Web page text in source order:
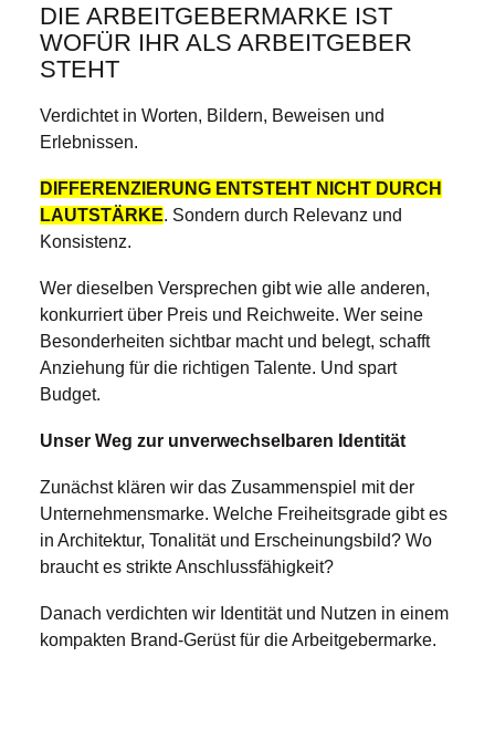
DIE ARBEITGEBERMARKE IST
WOFÜR IHR ALS ARBEITGEBER
STEHT
Verdichtet in Worten, Bildern, Beweisen und
Erlebnissen.
DIFFERENZIERUNG ENTSTEHT NICHT DURCH
LAUTSTÄRKE. Sondern durch Relevanz und
Konsistenz.
Wer dieselben Versprechen gibt wie alle anderen,
konkurriert über Preis und Reichweite. Wer seine
Besonderheiten sichtbar macht und belegt, schafft
Anziehung für die richtigen Talente. Und spart
Budget.
Unser Weg zur unverwechselbaren Identität
Zunächst klären wir das Zusammenspiel mit der
Unternehmensmarke. Welche Freiheitsgrade gibt es
in Architektur, Tonalität und Erscheinungsbild? Wo
braucht es strikte Anschlussfähigkeit?
Danach verdichten wir Identität und Nutzen in einem
kompakten Brand-Gerüst für die Arbeitgebermarke.